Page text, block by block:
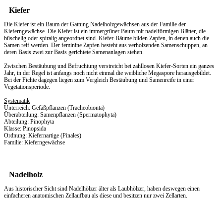
Kiefer
Die Kiefer ist ein Baum der Gattung Nadelholzgewächsen aus der Familie der
Kieferngewächse. Die Kiefer ist ein immergrüner Baum mit nadelförmigen Blätter, die
büschelig oder spiralig angeordnet sind. Kiefer-Bäume bilden Zapfen, in denen auch die
Samen reif werden. Der feminine Zapfen besteht aus verholzenden Samenschuppen, an
deren Basis zwei zur Basis gerichtete Samenanlagen stehen.
Zwischen Bestäubung und Befruchtung verstreicht bei zahllosen Kiefer-Sorten ein ganzes
Jahr, in der Regel ist anfangs noch nicht einmal die weibliche Megaspore herausgebildet.
Bei der Fichte dagegen liegen zum Vergleich Bestäubung und Samenreife in einer
Vegetationsperiode.
Systematik
Unterreich: Gefäßpflanzen (Tracheobionta)
Überabteilung: Samenpflanzen (Spermatophyta)
Abteilung: Pinophyta
Klasse: Pinopsida
Ordnung: Kiefernartige (Pinales)
Familie: Kieferngewächse
Nadelholz
Aus historischer Sicht sind Nadelhölzer älter als Laubhölzer, haben deswegen einen
einfacheren anatomischen Zellaufbau als diese und besitzen nur zwei Zellarten.